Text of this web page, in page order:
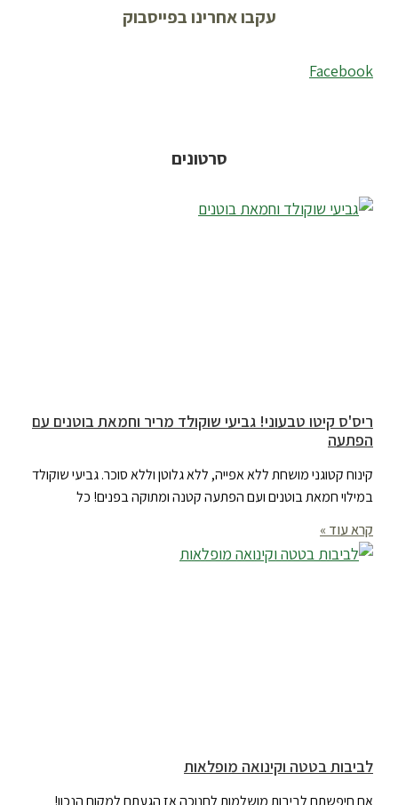
עקבו אחרינו בפייסבוק
Facebook
סרטונים
ריס'ס קיטו טבעוני! גביעי שוקולד מריר וחמאת בוטנים עם
הפתעה
קינוח קטוגני מושחת ללא אפייה, ללא גלוטן וללא סוכר. גביעי שוקולד
במילוי חמאת בוטנים ועם הפתעה קטנה ומתוקה בפנים! כל
קרא עוד »
לביבות בטטה וקינואה מופלאות
אם חיפשתם לביבות מושלמות לחנוכה אז הגעתם למקום הנכון!